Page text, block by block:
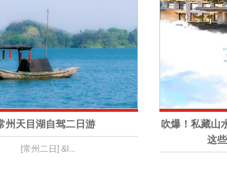
州天目湖自驾二日游
[常州二日] &l...
吹爆！私藏山
这